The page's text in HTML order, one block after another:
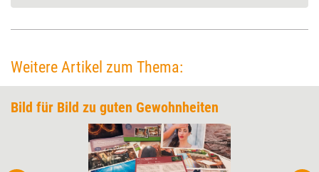
Weitere Artikel zum Thema:
Bild für Bild zu guten Gewohnheiten